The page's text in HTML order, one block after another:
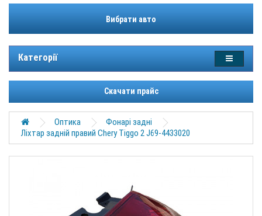
Вибрати авто
Категорії
Скачати прайс
Оптика
Фонарі задні
Ліхтар задній правий Chery Tiggo 2 J69-4433020